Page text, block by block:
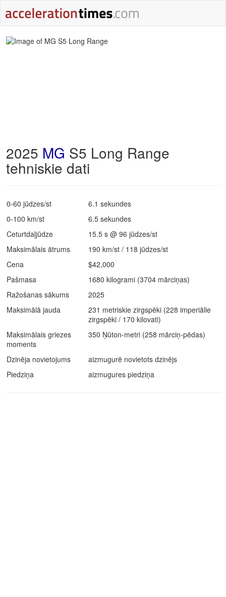
2025 MG S5 Long Range
tehniskie dati
0-60 jūdzes/st
6.1 sekundes
0-100 km/st
6.5 sekundes
Ceturtdaļjūdze
15.5 s @ 96 jūdzes/st
Maksimālais ātrums
190 km/st / 118 jūdzes/st
Cena
$42,000
Pašmasa
1680 kilogrami (3704 mārciņas)
Ražošanas sākums
2025
Maksimālā jauda
231 metriskie zirgspēki (228 imperiālie
zirgspēki / 170 kilovati)
Maksimālais griezes
moments
350 Ņūton-metri (258 mārciņ-pēdas)
Dzinēja novietojums
aizmugurē novietots dzinējs
Piedziņa
aizmugures piedziņa